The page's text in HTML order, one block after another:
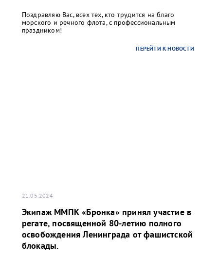
Поздравляю Вас, всех тех, кто трудится на благо
морского и речного флота, с профессиональным
праздником!
ПЕРЕЙТИ К НОВОСТИ
21.05.2024
Экипаж ММПК «Бронка» принял участие в
регате, посвященной 80-летию полного
освобождения Ленинграда от фашистской
блокады.